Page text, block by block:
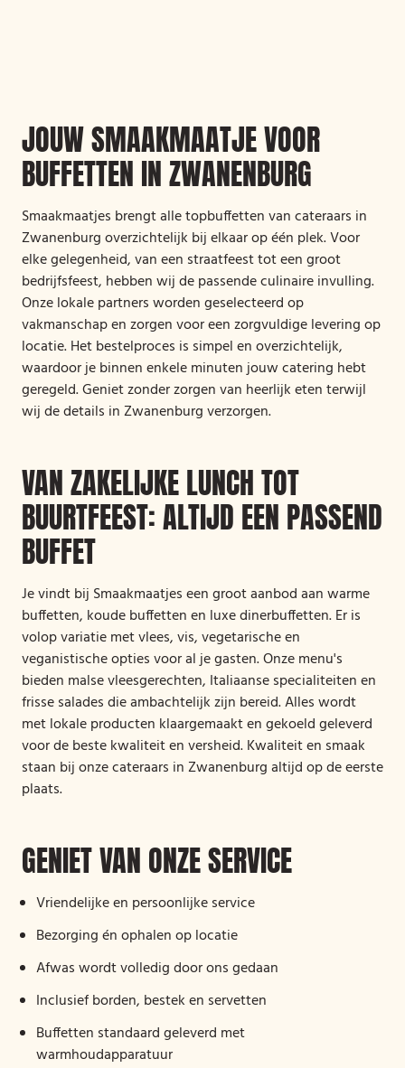
JOUW SMAAKMAATJE VOOR
BUFFETTEN IN ZWANENBURG
Smaakmaatjes brengt alle topbuffetten van cateraars in
Zwanenburg overzichtelijk bij elkaar op één plek. Voor
elke gelegenheid, van een straatfeest tot een groot
bedrijfsfeest, hebben wij de passende culinaire invulling.
Onze lokale partners worden geselecteerd op
vakmanschap en zorgen voor een zorgvuldige levering op
locatie. Het bestelproces is simpel en overzichtelijk,
waardoor je binnen enkele minuten jouw catering hebt
geregeld. Geniet zonder zorgen van heerlijk eten terwijl
wij de details in Zwanenburg verzorgen.
VAN ZAKELIJKE LUNCH TOT
BUURTFEEST: ALTIJD EEN PASSEND
BUFFET
Je vindt bij Smaakmaatjes een groot aanbod aan warme
buffetten, koude buffetten en luxe dinerbuffetten. Er is
volop variatie met vlees, vis, vegetarische en
veganistische opties voor al je gasten. Onze menu's
bieden malse vleesgerechten, Italiaanse specialiteiten en
frisse salades die ambachtelijk zijn bereid. Alles wordt
met lokale producten klaargemaakt en gekoeld geleverd
voor de beste kwaliteit en versheid. Kwaliteit en smaak
staan bij onze cateraars in Zwanenburg altijd op de eerste
plaats.
GENIET VAN ONZE SERVICE
Vriendelijke en persoonlijke service
Bezorging én ophalen op locatie
Afwas wordt volledig door ons gedaan
Inclusief borden, bestek en servetten
Buffetten standaard geleverd met
warmhoudapparatuur